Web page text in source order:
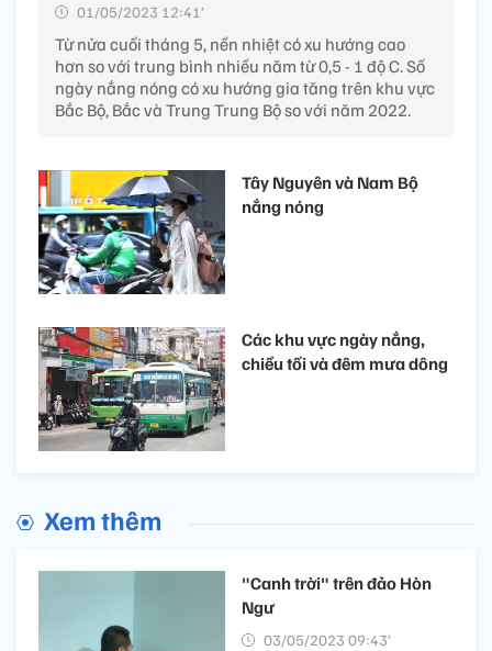
01/05/2023 12:41’
Từ nửa cuối tháng 5, nền nhiệt có xu hướng cao
hơn so với trung bình nhiều năm từ 0,5 - 1 độ C. Số
ngày nắng nóng có xu hướng gia tăng trên khu vực
Bắc Bộ, Bắc và Trung Trung Bộ so với năm 2022.
Tây Nguyên và Nam Bộ
nắng nóng
Các khu vực ngày nắng,
chiều tối và đêm mưa dông
Xem thêm
"Canh trời" trên đảo Hòn
Ngư
03/05/2023 09:43’